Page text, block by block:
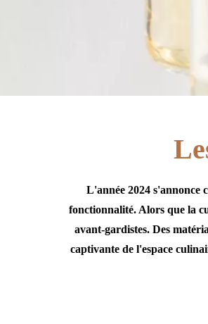
L'année 2024 s'annonce
fonctionnalité. Alors que la
avant-gardistes. Des
captivante de l'espace